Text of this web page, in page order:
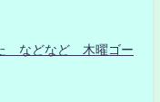
などなど 木曜ゴー